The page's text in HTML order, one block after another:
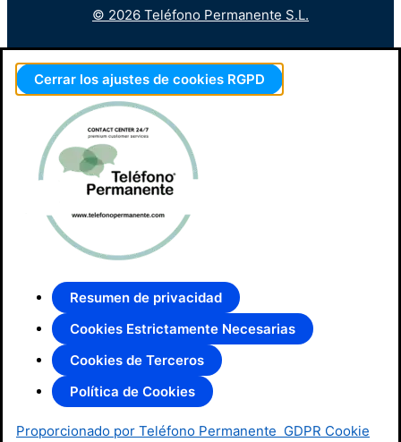
© 2026 Teléfono Permanente S.L.
Cerrar los ajustes de cookies RGPD
Resumen de privacidad
Cookies Estrictamente Necesarias
Cookies de Terceros
Política de Cookies
Proporcionado por Teléfono Permanente GDPR Cookie